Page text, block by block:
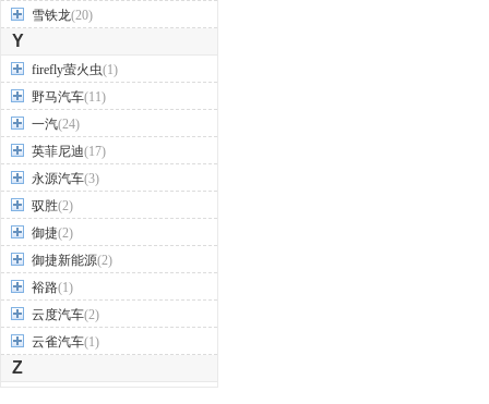
雪铁龙(20)
Y
firefly萤火虫(1)
野马汽车(11)
一汽(24)
英菲尼迪(17)
永源汽车(3)
驭胜(2)
御捷(2)
御捷新能源(2)
裕路(1)
云度汽车(2)
云雀汽车(1)
Z